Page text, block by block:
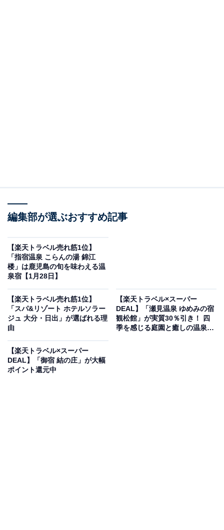
画像出典：楽天トラベル
「新潟県の100～51室のホテル・旅館」で1位を獲得して
楽天トラベルでホテルを見る
編集部が選ぶおすすめ記事
【楽天トラベル売れ筋1位】
「指宿温泉 こらんの湯 錦江
楼」は鹿児島の旬を味わえる温
泉宿【1月28日】
【楽天トラベル売れ筋1位】
「スパ&リゾート ホテルソラー
ジュ 大分・日出」が選ばれる理
由
【楽天トラベル×スーパー
DEAL】「瀬見温泉 ゆめみの宿
観松館」が実質30％引き！ 四
季を感じる庭園と癒しの温泉が
【楽天トラベル×スーパー
DEAL】「御宿 結の庄」が大幅
ポイント還元中